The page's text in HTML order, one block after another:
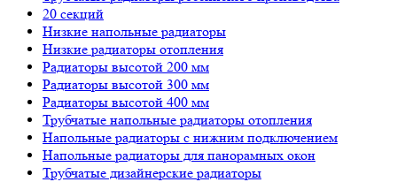
20 секций
Низкие напольные радиаторы
Низкие радиаторы отопления
Радиаторы высотой 200 мм
Радиаторы высотой 300 мм
Радиаторы высотой 400 мм
Трубчатые напольные радиаторы отопления
Напольные радиаторы с нижним подключением
Напольные радиаторы для панорамных окон
Трубчатые дизайнерские радиаторы